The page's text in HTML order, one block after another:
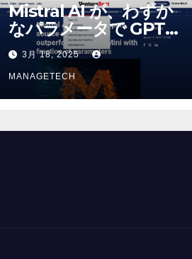
Mistral AI が、わずか
なパラメータで GPT-
4o Mini を上回る新し
いオープンソース モ
デルをリリース |
VentureBeat
3月 18, 2025
MANAGETECH